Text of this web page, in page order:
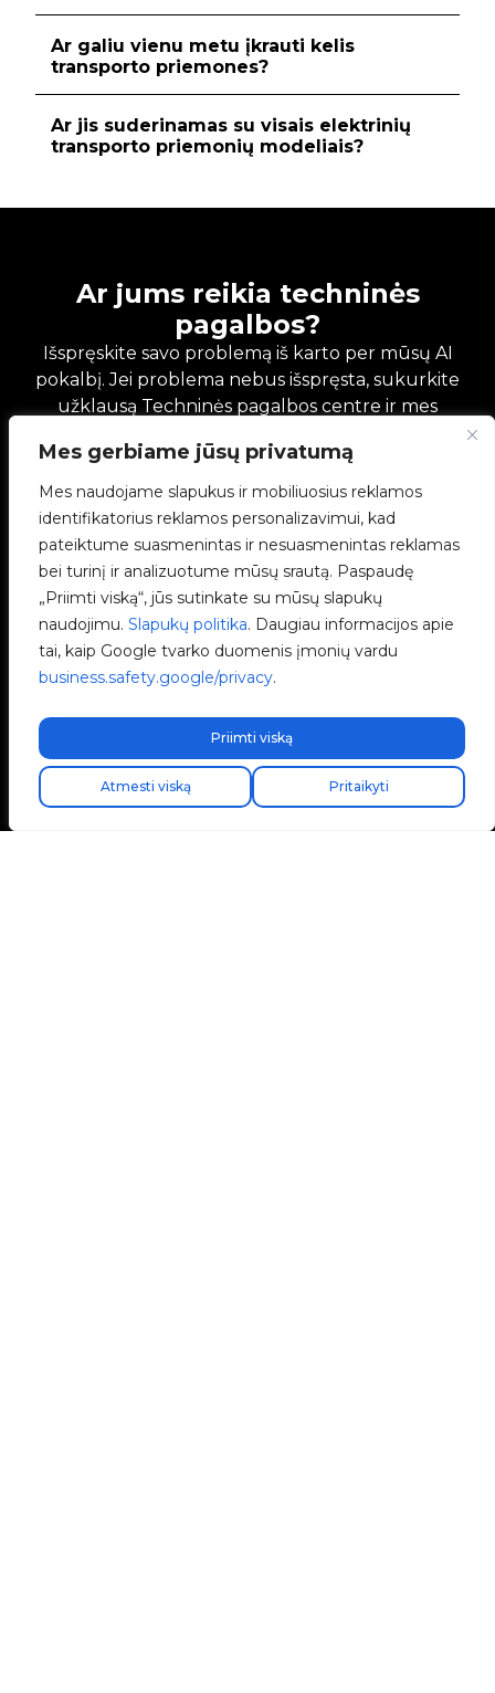
Mes gerbiame jūsų privatumą
Mes naudojame slapukus ir mobiliuosius reklamos
identifikatorius reklamos personalizavimui, kad
pateiktume suasmenintas ir nesuasmenintas reklamas
bei turinį ir analizuotume mūsų srautą. Paspaudę
„Priimti viską“, jūs sutinkate su mūsų slapukų
naudojimu. Slapukų politika. Daugiau informacijos apie
tai, kaip Google tvarko duomenis įmonių vardu
business.safety.google/privacy.
Pritaikyti
Atmesti viską
Priimti viską
Ar galiu vienu metu įkrauti kelis
transporto priemones?
Ar jis suderinamas su visais elektrinių
transporto priemonių modeliais?
Ar jums reikia techninės
pagalbos?
Išspręskite savo problemą iš karto per mūsų AI
pokalbį. Jei problema nebus išspręsta, sukurkite
užklausą Techninės pagalbos centre ir mes
pasiūlytume geriausią sprendimą.
Klauskite mūsų IA pokalbių roboto
Susisiekite su Technine Pagalba
Avenida Camí Nou, 268